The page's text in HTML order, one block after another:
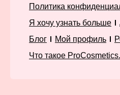
Политика
Я хочу узнать больше
Блог
Мой профиль
Что такое